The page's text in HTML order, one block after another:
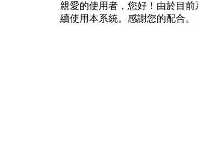
親愛的使用者，您好！由於目
續使用本系統。感謝您的配合。